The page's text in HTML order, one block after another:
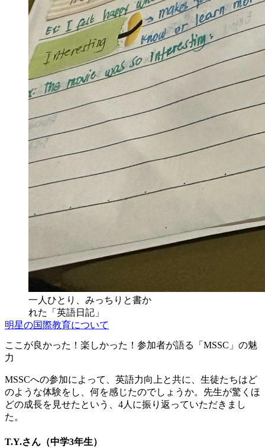
一人ひとり、みっちりと書か
れた「英語日記」
明星の国際教育について
ここが良かった！楽しかった！参加者が語る「MSSC」の魅
力
MSSCへの参加によって、英語力向上と共に、生徒たちはど
のような体験をし、何を感じたのでしょうか。先生が驚くほ
どの成長を見せたという、4人に振り返っていただきまし
た。
T.Y.さん（中学3年生）